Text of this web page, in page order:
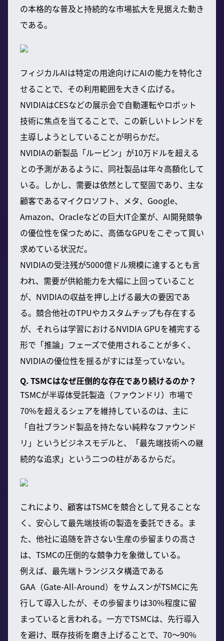
の本格的な普及と持続的な市場拡大を見据えた動き
である。
フィジカルAIは特定の用途向けにAIの能力を特化さ
せることで、その利用範囲を大きく広げる。
NVIDIAはCESなどの展示会で自動運転やロボット
技術に焦点を当てることで、この新しいトレンドを
主導しようとしていることが明らかだ。
NVIDIAの新製品「ルービン」が10万ドルを超える
との予測があるように、同社製品は年々高額化して
いる。しかし、需要は依然として堅固であり、主な
顧客であるマイクロソフト、メタ、Google、
Amazon、Oracleなどの巨大IT企業が、AI開発競争
の優位性を保つために、高価なGPUをこぞって買い
求めている状況だ。
NVIDIAの受注残が5000億ドル規模に達するとも言
われ、需要が供給能力を大幅に上回っていること
が、NVIDIAの収益を押し上げる最大の要因であ
る。競合他社のTPUやカスタムチップも存在する
が、それらは学習におけるNVIDIA GPUを補完する
形で「推論」フェーズで使用されることが多く、
NVIDIAの優位性を揺るがすには至っていない。
Q. TSMCはなぜ圧倒的な存在であり続けるのか？
TSMCが半導体受託製造（ファウンドリ）市場で
70%を超えるシェアを維持しているのは、主に
「自社ブランド製品を持たない純粋なファウンド
リ」というビジネスモデルと、「最先端技術への継
続的な追求」という二つの柱があるからだ。
これにより、顧客はTSMCを競合として見ることな
く、安心して最先端技術の製造を委託できる。ま
た、他社に追随を許さない生産の歩留まりの高さ
は、TSMCの圧倒的な競争力を象徴している。
例えば、最先端トランジスタ構造である
GAA（Gate-All-Around）をサムスンがTSMCに先
行して導入したが、その歩留まりは30%程度に留
まっていると言われる。一方でTSMCは、先行導入
を避け、既存技術を磨き上げることで、70～90%